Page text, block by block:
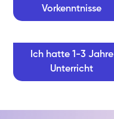
Vorkenntnisse
Ich hatte 1-3 Jahre
Unterricht